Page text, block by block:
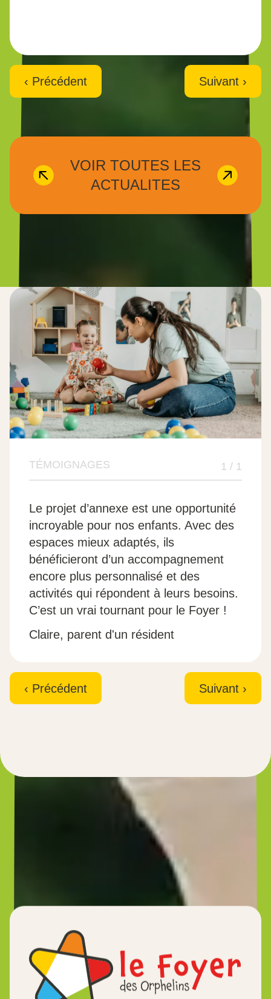
‹ Précédent Suivant ›
VOIR TOUTES LES
ACTUALITES
TÉMOIGNAGES 1 / 1
Le projet d’annexe est une opportunité
incroyable pour nos enfants. Avec des
espaces mieux adaptés, ils
bénéficieront d’un accompagnement
encore plus personnalisé et des
activités qui répondent à leurs besoins.
C’est un vrai tournant pour le Foyer !
Claire, parent d'un résident
‹ Précédent Suivant ›